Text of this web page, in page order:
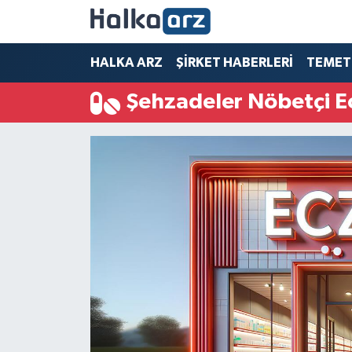
HALKA ARZ ŞİRKET HABERLERİ
Şehzadeler Nöbetçi
HALKA ARZ
SERMAYE ARTIRIMI
ŞİRKET HABERLERİ